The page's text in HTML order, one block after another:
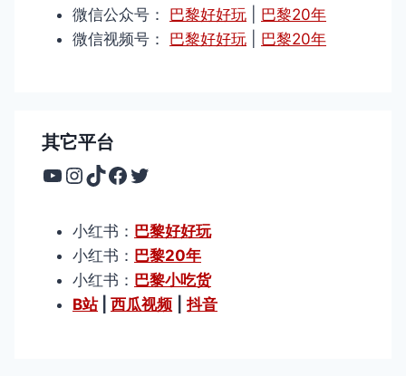
微信公众号： 巴黎好好玩
巴黎20年
微信视频号： 巴黎好好玩 巴黎20年
其它平台
YouTube
Instagram
TikTok
Facebook
Twitter
小红书： 巴黎好好玩
小红书： 巴黎20年
小红书： 巴黎小吃货
B站| 西瓜视频 抖音